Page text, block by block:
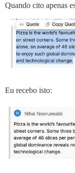
Quando cito apenas
Eu recebo isto: